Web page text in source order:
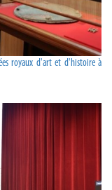
royaux d'art et d'histoire à